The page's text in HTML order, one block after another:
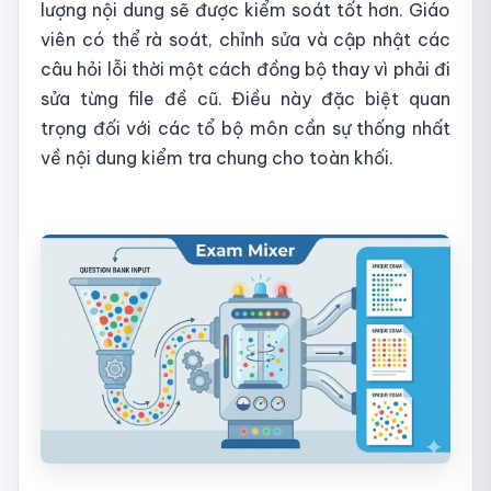
lượng nội dung sẽ được kiểm soát tốt hơn. Giáo
viên có thể rà soát, chỉnh sửa và cập nhật các
câu hỏi lỗi thời một cách đồng bộ thay vì phải đi
sửa từng file đề cũ. Điều này đặc biệt quan
trọng đối với các tổ bộ môn cần sự thống nhất
về nội dung kiểm tra chung cho toàn khối.